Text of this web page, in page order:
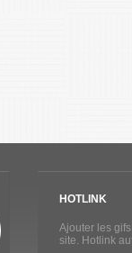
HOTLINK
Ajouter les
site. Hotlink